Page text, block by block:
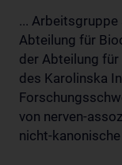
...
Abteilung für
der Abteilung
des Karolinska
von nerven-
nicht-